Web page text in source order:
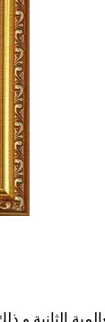
الثانية